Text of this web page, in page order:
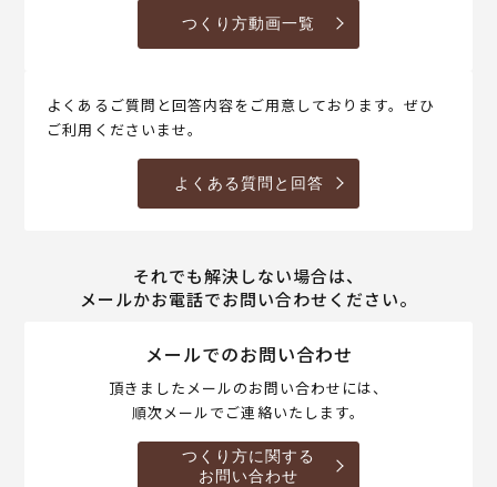
つくり方動画一覧
よくあるご質問と回答内容をご用意しております。ぜひ
ご利用くださいませ。
よくある質問と回答
それでも解決しない場合は、
メールかお電話でお問い合わせください。
メールでのお問い合わせ
頂きましたメールのお問い合わせには、
順次メールでご連絡いたします。
つくり方に関する
お問い合わせ